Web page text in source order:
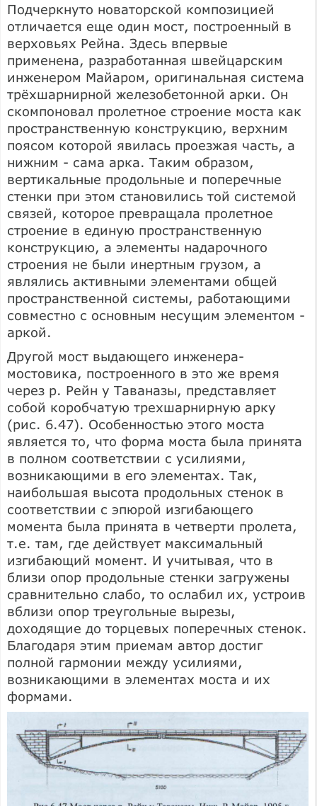
Подчеркнуто новаторской композицией
отличается еще один мост, постро­енный в
верховьях Рейна. Здесь впервые
применена, разработанная швейцарс­ким
инженером Майаром, оригинальная система
трёхшарнирной железобетон­ной арки. Он
скомпоновал пролетное строение моста как
пространственную конструкцию, верхним
поясом которой явилась проезжая часть, а
нижним - сама арка. Таким образом,
вертикальные продольные и поперечные
стенки при этом становились той системой
связей, которое превращала пролетное
строение в единую пространственную
конструкцию, а элементы надарочного
строения не были инертным грузом, а
являлись активными элементами общей
пространствен­ной системы, работающими
совместно с основным несущим элементом -
ар­кой.
Другой мост выдающего инженера-
мостовика, построенного в это же время
через р. Рейн у Таваназы, представляет
собой коробчатую трехшарнирную арку
(рис. 6.47). Особенностью этого моста
является то, что форма моста была при­нята
в полном соответствии с усилиями,
возникающими в его элементах. Так,
наибольшая высота продольных стенок в
соответствии с эпюрой изгибающего
момента была принята в четверти пролета,
т.е. там, где действует максималь­ный
изгибающий момент. И учитывая, что в
близи опор продольные стенки заг­ружены
сравнительно слабо, то ослабил их, устроив
вблизи опор треугольные вырезы,
доходящие до торцевых поперечных стенок.
Благодаря этим приемам автор достиг
полной гармонии между усилиями,
возникающими в элементах моста и их
формами.